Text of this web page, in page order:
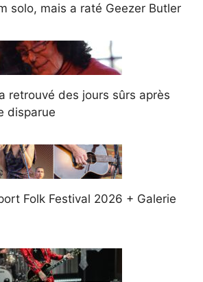
solo, mais a raté Geezer Butler
retrouvé des jours sûrs après
disparue
Folk Festival 2026 + Galerie